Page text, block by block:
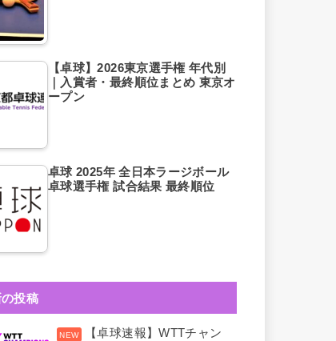
【卓球】2026東京選手権 年代別
｜入賞者・最終順位まとめ 東京オ
ープン
卓球 2025年 全日本ラージボール
卓球選手権 試合結果 最終順位
投稿
【卓球速報】WTTチャン